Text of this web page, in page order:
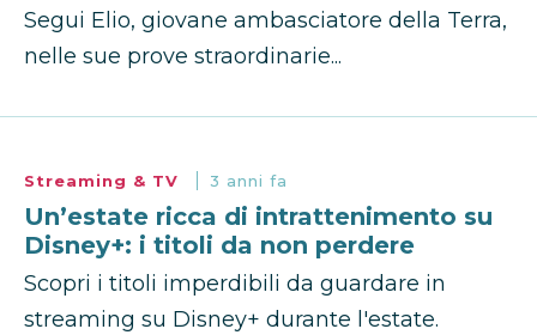
Segui Elio, giovane ambasciatore della Terra,
nelle sue prove straordinarie...
Streaming & TV 3 anni fa
Un’estate ricca di intrattenimento su
Disney+: i titoli da non perdere
Scopri i titoli imperdibili da guardare in
streaming su Disney+ durante l'estate.